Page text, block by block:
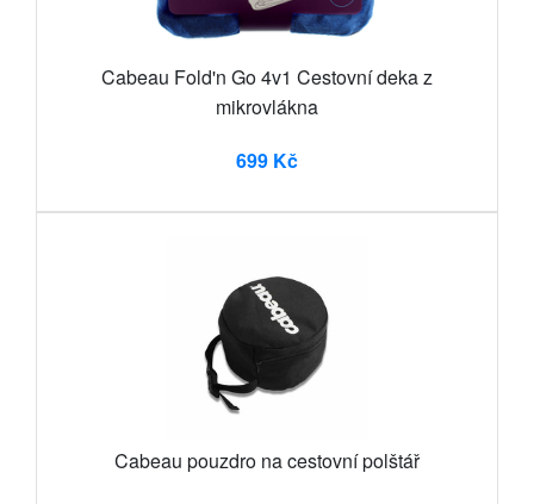
Cabeau Fold'n Go 4v1 Cestovní deka z
mikrovlákna
699 Kč
Cabeau pouzdro na cestovní polštář